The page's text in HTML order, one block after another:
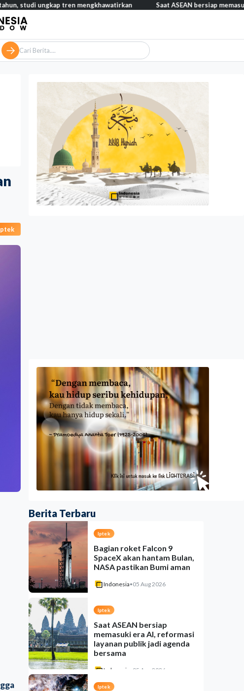
Berita Terbaru
Iptek
Bagian roket Falcon 9
SpaceX akan hantam Bulan,
NASA pastikan Bumi aman
Indonesia•05 Aug 2026
Iptek
Saat ASEAN bersiap
memasuki era AI, reformasi
layanan publik jadi agenda
bersama
Indonesia 05 Aug 2026
Iptek
tren mengkhawatirkan Saat ASEAN bersiap memasuki era AI,